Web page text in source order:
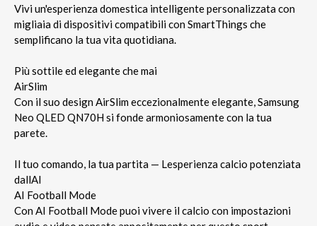
Vivi un'esperienza domestica intelligente personalizzata con
migliaia di dispositivi compatibili con SmartThings che
semplificano la tua vita quotidiana.
Più sottile ed elegante che mai
AirSlim
Con il suo design AirSlim eccezionalmente elegante, Samsung
Neo QLED QN70H si fonde armoniosamente con la tua
parete.
Il tuo comando, la tua partita — Lesperienza calcio potenziata
dallAI
AI Football Mode
Con AI Football Mode puoi vivere il calcio con impostazioni